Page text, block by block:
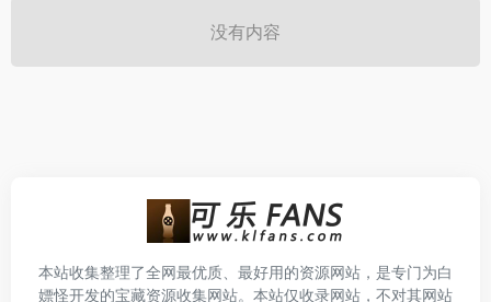
没有内容
本站收集整理了全网最优质、最好用的资源网站，是专门为白
嫖怪开发的宝藏资源收集网站。本站仅收录网站，不对其网站